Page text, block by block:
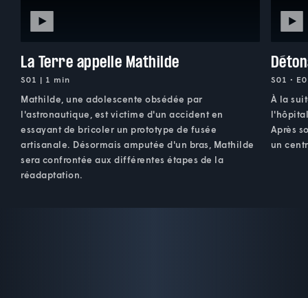
La Terre appelle Mathilde
S01 | 1 min
Mathilde, une adolescente obsédée par
l'astronautique, est victime d'un accident en
essayant de bricoler un prototype de fusée
artisanale. Désormais amputée d'un bras, Mathilde
sera confrontée aux différentes étapes de la
réadaptation.
S01 •
À la
Après
un